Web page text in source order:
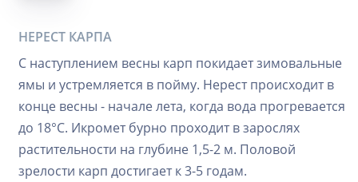
НЕРЕСТ КАРПА
С наступлением весны карп покидает зимовальные
ямы и устремляется в пойму. Нерест происходит в
конце весны - начале лета, когда вода прогревается
до 18°C. Икромет бурно проходит в зарослях
растительности на глубине 1,5-2 м. Половой
зрелости карп достигает к 3-5 годам.